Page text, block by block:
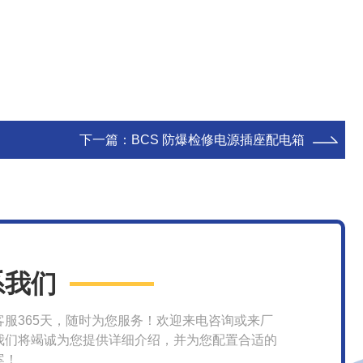
下一篇： BCS 防爆检修电源插座配电箱
们
服365天，随时为您服务！欢迎来电咨询或来厂
们将竭诚为您提供详细介绍，并为您配置合适的